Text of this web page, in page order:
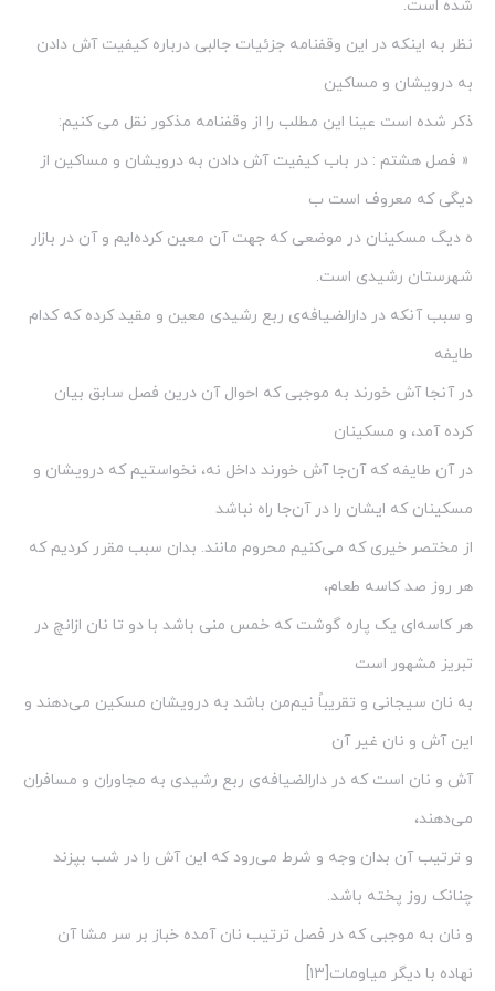
شده است.
نظر به اینکه در این وقفنامه جزئیات جالبی درباره کیفیت آش دادن
به درویشان و مساکین
ذکر شده است عینا این مطلب را از وقفنامه مذکور نقل می کنیم:
« فصل هشتم : در باب کیفیت آش دادن به درویشان و مساکین از
دیگی که معروف است ب
ه دیگ مسکینان در موضعی که جهت آن معین کرده‌ایم و آن در بازار
شهرستان رشیدی است.
و سبب آنکه در دارالضیافه‌ی ربع رشیدی معین و مقید کرده که کدام
طایفه
در آنجا آش خورند به موجبی که احوال آن درین فصل سابق بیان
کرده آمد، و مسکینان
در آن طایفه که آن‌جا آش خورند داخل نه، نخواستیم که درویشان و
مسکینان که ایشان را در آن‌جا راه نباشد
از مختصر خیری که می‌کنیم محروم مانند. بدان سبب مقرر کردیم که
هر روز صد کاسه طعام،
هر کاسه‌ای یک پاره گوشت که خمس منی باشد با دو تا نان ازانچ در
تبریز مشهور است
به نان سیجانی و تقریباً نیم‌من باشد به درویشان مسکین می‌دهند و
این آش و نان غیر آن
آش و نان است که در دارالضیافه‌ی ربع رشیدی به مجاوران و مسافران
می‌دهند،
و ترتیب آن بدان‌ وجه و شرط می‌رود که این آش را در شب بپزند
چنانک روز پخته باشد.
و نان به موجبی که در فصل ترتیب نان آمده خباز بر سر مشا آن
نهاده با دیگر میاومات[۱۳]